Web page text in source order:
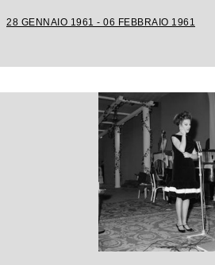
28 GENNAIO 1961 - 06 FEBBRAIO 1961